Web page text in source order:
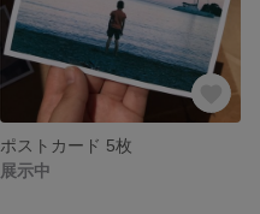
ポストカード 5枚
展示中